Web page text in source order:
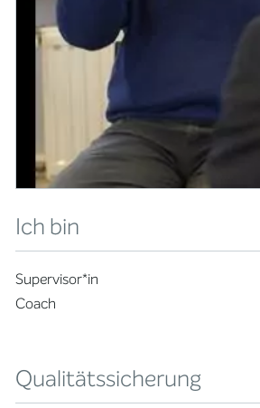
Ich bin
Supervisor*in
Coach
Qualitätssicherung